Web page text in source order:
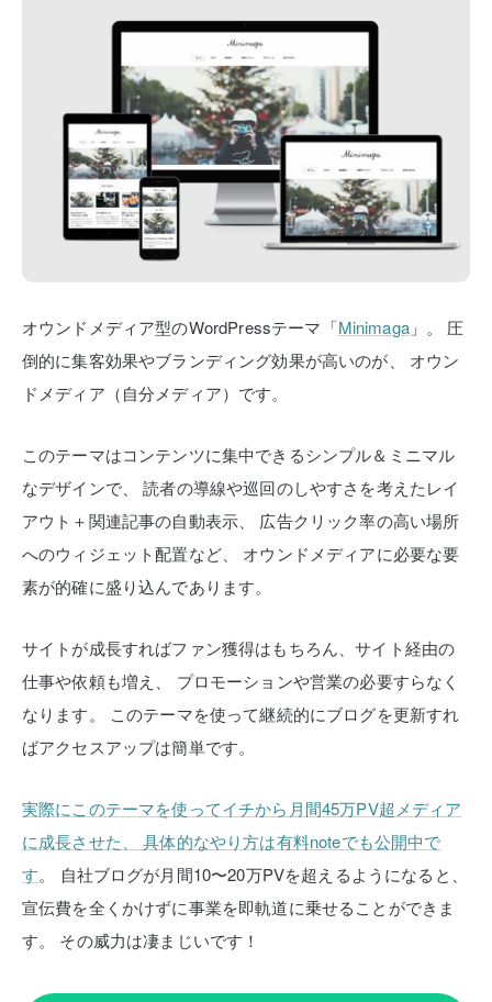
オウンドメディア型のWordPressテーマ「Minimaga」。
圧
倒的に集客効果やブランディング効果が高いのが、
オウン
ドメディア（自分メディア）です。
このテーマはコンテンツに集中できるシンプル＆ミニマル
なデザインで、
読者の導線や巡回のしやすさを考えたレイ
アウト＋関連記事の自動表示、
広告クリック率の高い場所
へのウィジェット配置など、
オウンドメディアに必要な要
素が的確に盛り込んであります。
サイトが成長すればファン獲得はもちろん、サイト経由の
仕事や依頼も増え、
プロモーションや営業の必要すらなく
なります。
このテーマを使って継続的にブログを更新すれ
ばアクセスアップは簡単です。
実際にこのテーマを使ってイチから月間45万PV超メディア
に成長させた、
具体的なやり方は有料noteでも公開中で
す。
自社ブログが月間10〜20万PVを超えるようになると、
宣伝費を全くかけずに事業を即軌道に乗せることができま
す。
その威力は凄まじいです！